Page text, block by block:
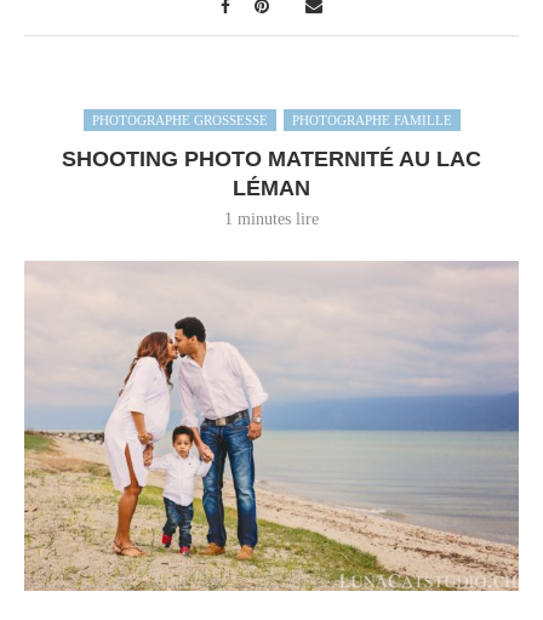
PHOTOGRAPHE GROSSESSE PHOTOGRAPHE FAMILLE
SHOOTING PHOTO MATERNITÉ AU LAC
LÉMAN
1 minutes lire